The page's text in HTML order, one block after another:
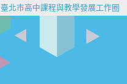
臺北市高中課程與教學發展工作圈